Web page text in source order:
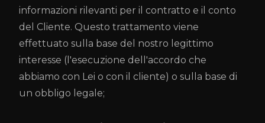
informazioni rilevanti per il contratto e il conto
del Cliente. Questo trattamento viene
effettuato sulla base del nostro legittimo
interesse (l'esecuzione dell'accordo che
abbiamo con Lei o con il cliente) o sulla base di
un obbligo legale;